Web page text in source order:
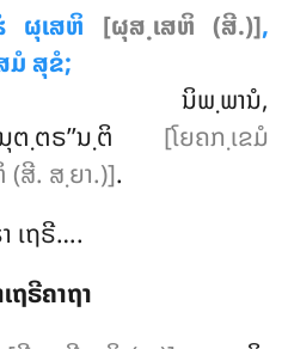
ຜຸເສຫິ [ຜຸສ຺ເສຫິ (ສີ.)],
ສຸຂໍ;
ຍາຫິ ນິພ຺ພານໍ,
ນຸຕ຺ຕຣ’’ນ຺ຕິ [ໂຍຄກ຺ເຂມໍ
ສີ. ສ຺ຍາ.)].
ເຖຣີ….
ຖຣີຄາຖາ